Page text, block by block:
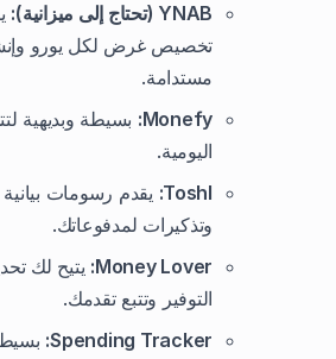
YNAB (تحتاج إلى ميزانية):
تخصيص غرض لكل يورو
مستدامة.
Monefy:بسيطة وبديهية
اليومية.
Toshl:يقدم رسومات بيانية
وتذكيرات لمدفوعاتك.
Money Lover:يتيح لك
التوفير وتتبع تقدمك.
Spending Tracker:بسيط